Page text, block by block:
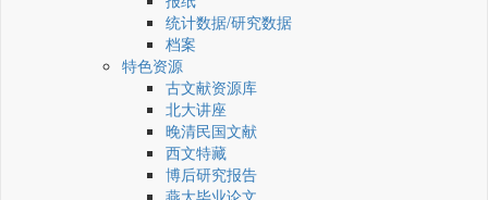
统计数据/研究数据
档案
特色资源
古文献资源库
北大讲座
晚清民国文献
西文特藏
博后研究报告